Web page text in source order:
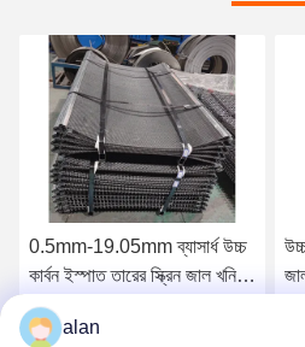
0.5mm-19.05mm ব্যাসার্ধ উচ্চ
কার্বন ইস্পাত তারের স্ক্রিন জাল খনির
এবং quarrying জন্য
alan